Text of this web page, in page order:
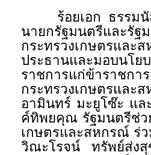
ร้อยเอก ธรรมนัส
นายกรัฐมนตรีและรัฐ
กระทรวงเกษตร
ประธานและมอบนโย
ราชการแก่ข้าราชกา
กระทรวงเกษตรและ
อามินทร์ มะยูโซ๊ะ แล
ค์ทิพยคุณ รัฐมนตรีช่ว
เกษตรและสหกรณ์ ร่
วิณะโรจน์ ทรัพย์ส่ง